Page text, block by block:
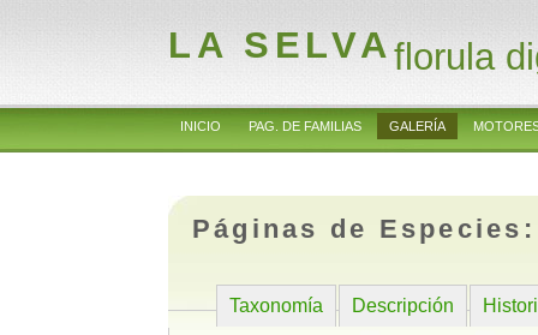
LA SELVAflorula
INICIO PAG. DE FAMILIAS GALERÍA
Páginas de
Taxonomía Descripción